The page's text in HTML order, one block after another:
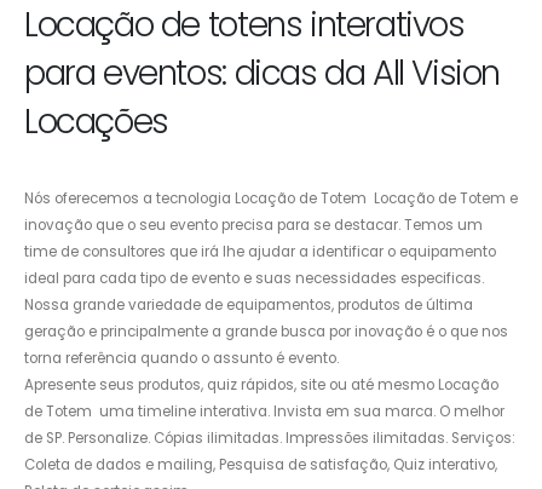
Locação de totens interativos
para eventos: dicas da All Vision
Locações
Nós oferecemos a tecnologia Locação de Totem Locação de Totem e
inovação que o seu evento precisa para se destacar. Temos um
time de consultores que irá lhe ajudar a identificar o equipamento
ideal para cada tipo de evento e suas necessidades especificas.
Nossa grande variedade de equipamentos, produtos de última
geração e principalmente a grande busca por inovação é o que nos
torna referência quando o assunto é evento.
Apresente seus produtos, quiz rápidos, site ou até mesmo Locação
de Totem uma timeline interativa. Invista em sua marca. O melhor
de SP. Personalize. Cópias ilimitadas. Impressões ilimitadas. Serviços:
Coleta de dados e mailing, Pesquisa de satisfação, Quiz interativo,